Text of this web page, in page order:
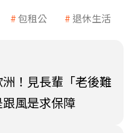
包租公 退休生活
！見長輩「老後難
風是求保障